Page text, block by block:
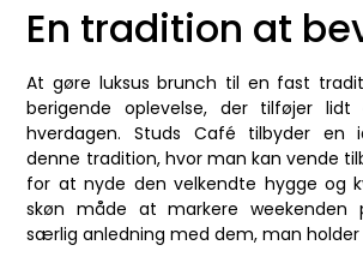
En tradition at
At gøre luksus brunch til en fast
berigende oplevelse, der tilføjer
hverdagen. Studs Café tilbyder en
denne tradition, hvor man kan vende
for at nyde den velkendte hygge og
skøn måde at markere weekenden
særlig anledning med dem, man holder